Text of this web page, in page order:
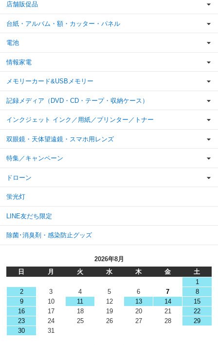
店舗販促品
台紙・アルバム・額・カッター・パネル
電池
情報家電
メモリーカード&USBメモリー
記録メディア（DVD・CD・テープ・収納ケース）
インクジェット インク／用紙／プリンター／トナー
双眼鏡・天体望遠鏡・スマホ用レンズ
特集／キャンペーン
ドローン
蛍光灯
LINE友だち限定
除菌･消臭剤・感染防止グッズ
2026年8月
日
月 火 水 木 金
土
1
2
3 4 5 6 7
8
9
10 11 12 13 14
15
16
17 18 19 20 21
22
23
24 25 26 27 28
29
30
31